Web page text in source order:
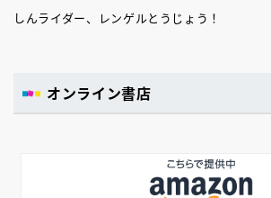
しんライダー、レンゲルとうじょう！
オンライン書店